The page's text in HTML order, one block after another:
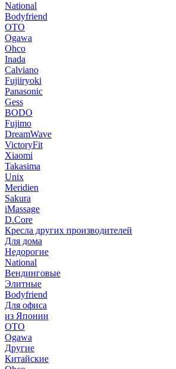
National
Bodyfriend
OTO
Ogawa
Ohco
Inada
Calviano
Fujiiryoki
Panasonic
Gess
BODO
Fujimo
DreamWave
VictoryFit
Xiaomi
Takasima
Unix
Meridien
Sakura
iMassage
D.Core
Кресла других производителей
Для дома
Недорогие
National
Вендинговые
Элитные
Bodyfriend
Для офиса
из Японии
OTO
Ogawa
Другие
Китайские